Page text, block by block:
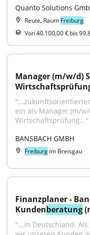
Quanto Solutions
Reute, Raum Freiburg
Von 40.100,00 € bis
Manager (m/w/d)
ein als Manager (m/
Wirtschaftsprüfung..."
BANSBACH GMBH
Freiburg im Breisgau
Finanzplaner -
Kundenberatung
"...in Deutschland.